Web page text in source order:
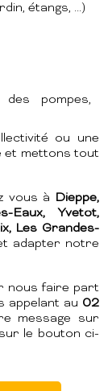
étangs, ...)
ou une
et mettons tout
vous à Dieppe,
Eaux, Yvetot,
Les Grandes-
adapter notre
nous faire part
appelant au 02
message sur
le bouton ci-